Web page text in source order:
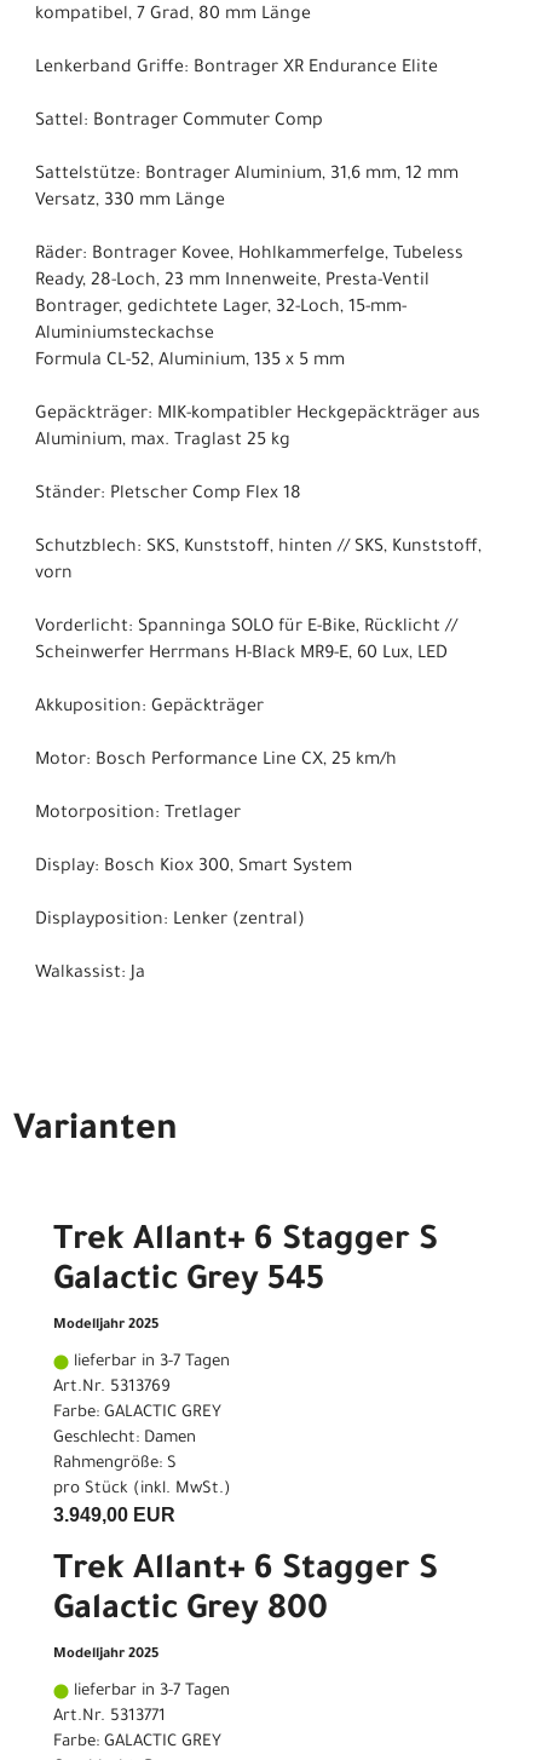
kompatibel, 7 Grad, 80 mm Länge
Lenkerband Griffe: Bontrager XR Endurance Elite
Sattel: Bontrager Commuter Comp
Sattelstütze: Bontrager Aluminium, 31,6 mm, 12 mm
Versatz, 330 mm Länge
Räder: Bontrager Kovee, Hohlkammerfelge, Tubeless
Ready, 28-Loch, 23 mm Innenweite, Presta-Ventil
Bontrager, gedichtete Lager, 32-Loch, 15-mm-
Aluminiumsteckachse
Formula CL-52, Aluminium, 135 x 5 mm
Gepäckträger: MIK-kompatibler Heckgepäckträger aus
Aluminium, max. Traglast 25 kg
Ständer: Pletscher Comp Flex 18
Schutzblech: SKS, Kunststoff, hinten // SKS, Kunststoff,
vorn
Vorderlicht: Spanninga SOLO für E-Bike, Rücklicht //
Scheinwerfer Herrmans H-Black MR9-E, 60 Lux, LED
Akkuposition: Gepäckträger
Motor: Bosch Performance Line CX, 25 km/h
Motorposition: Tretlager
Display: Bosch Kiox 300, Smart System
Displayposition: Lenker (zentral)
Walkassist: Ja
Varianten
Trek Allant+ 6 Stagger S
Galactic Grey 545
Modelljahr 2025
lieferbar in 3-7 Tagen
Art.Nr. 5313769
Farbe: GALACTIC GREY
Geschlecht: Damen
Rahmengröße: S
pro Stück (inkl. MwSt.)
3.949,00 EUR
Trek Allant+ 6 Stagger S
Galactic Grey 800
Modelljahr 2025
lieferbar in 3-7 Tagen
Art.Nr. 5313771
Farbe: GALACTIC GREY